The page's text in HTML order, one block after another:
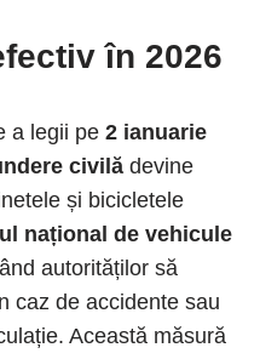
în 2026
a legii pe 2 ianuarie
civilă devine
și bicicletele
național de vehicule
autorităților să
caz de accidente sau
Această măsură